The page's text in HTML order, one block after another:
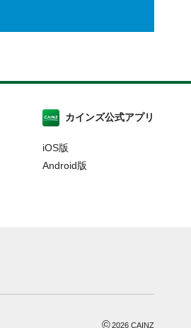
カインズ公式アプリ
iOS版
Android版
©2026 CAINZ